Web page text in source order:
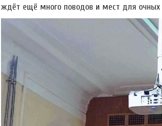
ждёт ещё много поводов и мест для очных